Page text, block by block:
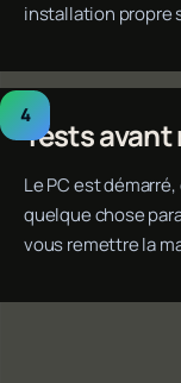
installation propre
Tests avant
Le PC est
quelque chose
vous remettre la